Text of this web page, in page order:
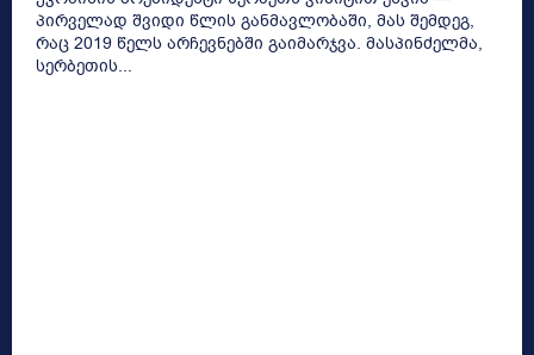
პირველად შვიდი წლის განმავლობაში, მას შემდეგ,
რაც 2019 წელს არჩევნებში გაიმარჯვა. მასპინძელმა,
სერბეთის...